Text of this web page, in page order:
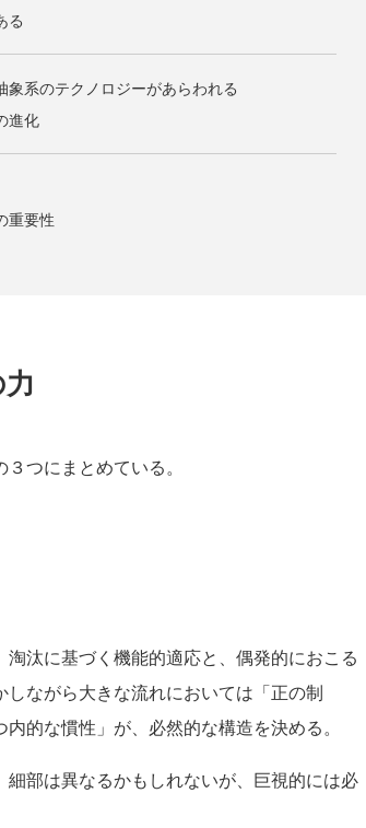
る
系のテクノロジーがあらわれる
進化
重要性
つにまとめている。
汰に基づく機能的適応と、偶発的におこる
ながら大きな流れにおいては「正の制
的な慣性」が、必然的な構造を決める。
部は異なるかもしれないが、巨視的には必